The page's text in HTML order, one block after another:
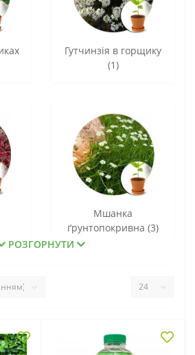
Гутчинзія в горщику
(1)
Мшанка
ґрунтопокривна (3)
РОЗГОРНУТИ